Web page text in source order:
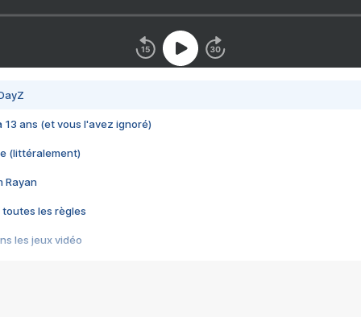
13 ans (et vous l'avez ignoré)
(littéralement)
Rayan
toutes les règles
les jeux vidéo